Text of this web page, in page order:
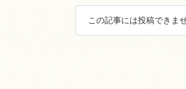
この記事には投稿できま